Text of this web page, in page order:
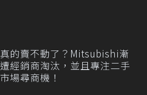
真的賣不動了？Mitsubishi漸
遭經銷商淘汰，並且專注二手
市場尋商機！